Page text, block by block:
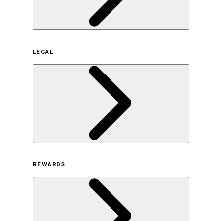
サステナビリティの取り組み（日本）
サステナビリティの取り組み（米国/英語）
ヒストリー
採用情報
LEGAL
オンラインストア利用規約
プライバシーポリシー
特定商取引法に基づく表示
古物営業法に基づく表示
REWARDS